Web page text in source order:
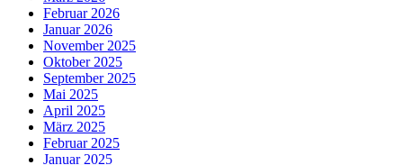
Februar 2026
Januar 2026
November 2025
Oktober 2025
September 2025
Mai 2025
April 2025
März 2025
Februar 2025
Januar 2025